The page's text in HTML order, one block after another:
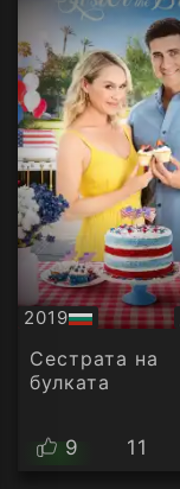
2019
БГ
аудио
Сестрата на
булката
9 11